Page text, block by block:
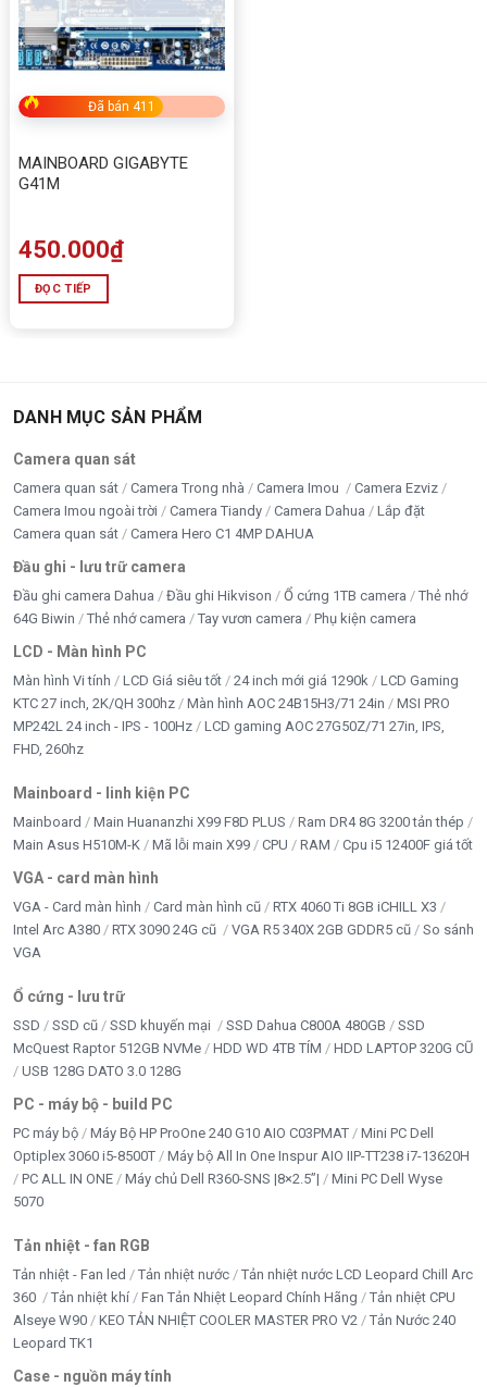
Đã bán 411
MAINBOARD GIGABYTE
G41M
450.000₫
ĐỌC TIẾP
DANH MỤC SẢN PHẨM
Camera quan sát
Camera quan sát Camera Trong nhà Camera Imou
Camera Ezviz
Camera Imou ngoài trời
Camera Tiandy Camera Dahua
Lắp đặt
Camera quan sát
Camera Hero C1 4MP DAHUA
Đầu ghi - lưu trữ camera
Đầu ghi camera Dahua Đầu ghi Hikvison Ổ cứng 1TB camera
Thẻ nhớ
64G Biwin
Thẻ nhớ camera Tay vươn camera Phụ kiện camera
LCD - Màn hình PC
Màn hình Vi tính LCD Giá siêu tốt 24 inch mới giá 1290k
LCD Gaming
KTC 27 inch, 2K/QH 300hz
Màn hình AOC 24B15H3/71 24in
MSI PRO
MP242L 24 inch - IPS - 100Hz
LCD gaming AOC 27G50Z/71 27in, IPS,
FHD, 260hz
Mainboard - linh kiện PC
Mainboard Main Huananzhi X99 F8D PLUS
Ram DR4 8G 3200 tản thép
Main Asus H510M-K
Mã lỗi main X99 CPU RAM Cpu i5 12400F giá tốt
VGA - card màn hình
VGA - Card màn hình Card màn hình cũ
RTX 4060 Ti 8GB iCHILL X3
Intel Arc A380
RTX 3090 24G cũ VGA R5 340X 2GB GDDR5 cũ
So sánh
VGA
Ổ cứng - lưu trữ
SSD SSD cũ SSD khuyến mại SSD Dahua C800A 480GB
SSD
McQuest Raptor 512GB NVMe
HDD WD 4TB TÍM
HDD LAPTOP 320G CŨ
USB 128G DATO 3.0 128G
PC - máy bộ - build PC
PC máy bộ Máy Bộ HP ProOne 240 G10 AIO C03PMAT
Mini PC Dell
Optiplex 3060 i5-8500T
Máy bộ All In One Inspur AIO IIP-TT238 i7-13620H
PC ALL IN ONE
Máy chủ Dell R360-SNS |8×2.5”|
Mini PC Dell Wyse
5070
Tản nhiệt - fan RGB
Tản nhiệt - Fan led Tản nhiệt nước
Tản nhiệt nước LCD Leopard Chill Arc
360
Tản nhiệt khí Fan Tản Nhiệt Leopard Chính Hãng
Tản nhiệt CPU
Alseye W90
KEO TẢN NHIỆT COOLER MASTER PRO V2
Tản Nước 240
Leopard TK1
Case - nguồn máy tính